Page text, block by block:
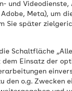
und Videodienste,
Meta), um
Sie später
Schaltfläche
Einsatz der
den o.g. Zwecken
(m/